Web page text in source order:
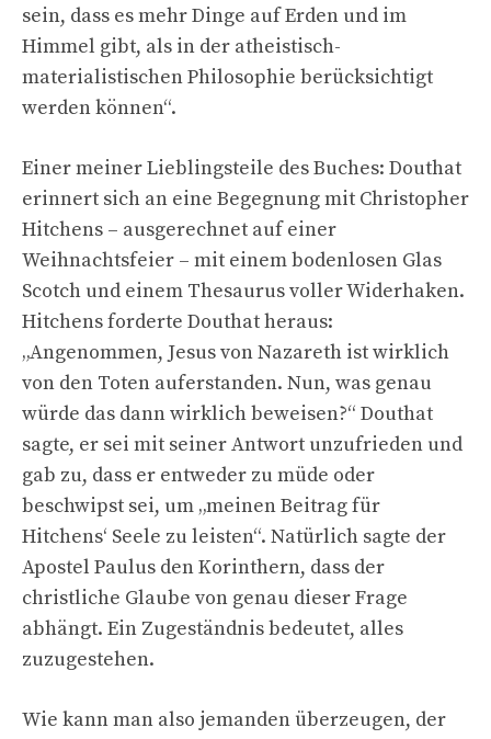
sein, dass es mehr Dinge auf Erden und im
Himmel gibt, als in der atheistisch-
materialistischen Philosophie berücksichtigt
werden können“.
Einer meiner Lieblingsteile des Buches: Douthat
erinnert sich an eine Begegnung mit Christopher
Hitchens – ausgerechnet auf einer
Weihnachtsfeier – mit einem bodenlosen Glas
Scotch und einem Thesaurus voller Widerhaken.
Hitchens forderte Douthat heraus:
„Angenommen, Jesus von Nazareth ist wirklich
von den Toten auferstanden. Nun, was genau
würde das dann wirklich beweisen?“ Douthat
sagte, er sei mit seiner Antwort unzufrieden und
gab zu, dass er entweder zu müde oder
beschwipst sei, um „meinen Beitrag für
Hitchens‘ Seele zu leisten“. Natürlich sagte der
Apostel Paulus den Korinthern, dass der
christliche Glaube von genau dieser Frage
abhängt. Ein Zugeständnis bedeutet, alles
zuzugestehen.
Wie kann man also jemanden überzeugen, der